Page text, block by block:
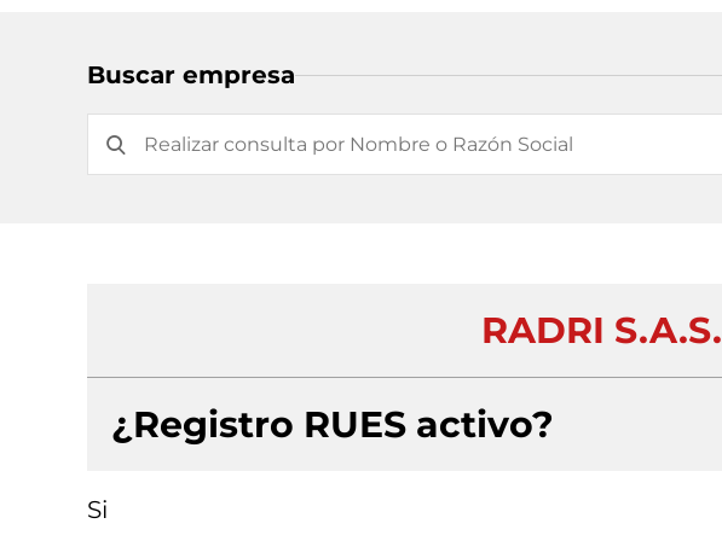
Buscar empresa
RADRI S.A.S.
¿Registro RUES activo?
Si